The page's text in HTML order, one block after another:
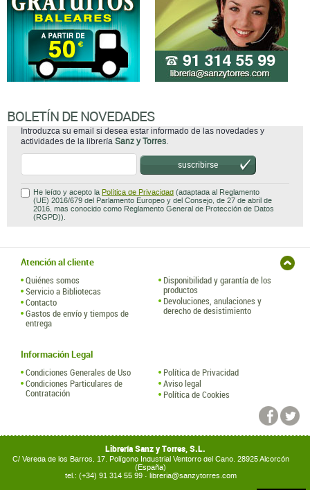
BOLETÍN DE NOVEDADES
Introduzca su email si desea estar informado de las novedades y
actividades de la librería Sanz y Torres.
suscribirse
He leído y acepto la Política de Privacidad (adaptada al Reglamento
(UE) 2016/679 del Parlamento Europeo y del Consejo, de 27 de abril de
2016, mas conocido como Reglamento General de Protección de Datos
(RGPD)).
Atención al cliente
Quiénes somos
Servicio a Bibliotecas
Contacto
Gastos de envío y tiempos de
entrega
Disponibilidad y garantía de los
productos
Devoluciones, anulaciones y
derecho de desistimiento
Información Legal
Condiciones Generales de Uso
Condiciones Particulares de
Contratación
Política de Privacidad
Aviso legal
Política de Cookies
Librería Sanz y Torres, S.L.
C/ Vereda de los Barros, 17. Polígono Industrial Ventorro del Cano. 28925 Alcorcón
(España)
tel.: (+34) 91 314 55 99 · libreria@sanzytorres.com